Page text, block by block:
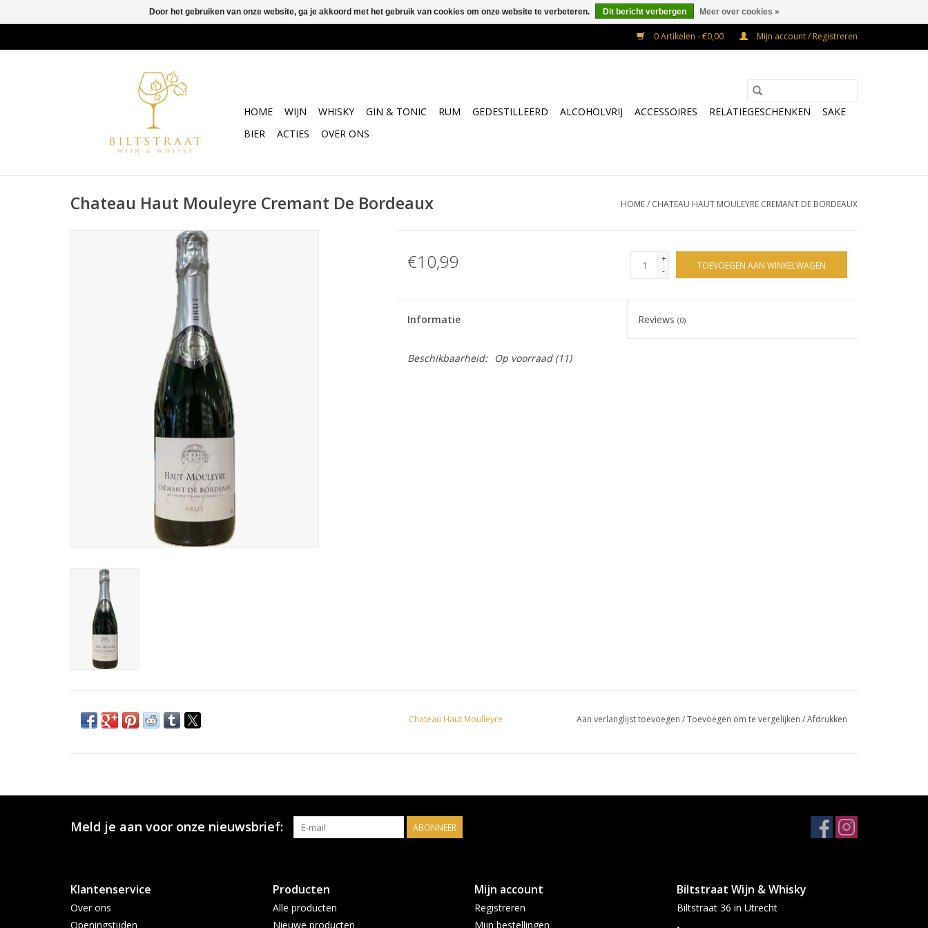
0 Artikelen - €0,00 Mijn account / Registreren
HOME WIJN WHISKY GIN & TONIC RUM GEDESTILLEERD ALCOHOLVRIJ ACCESSOIRES RELATIEGESCHENKEN
SAKE
BIER
ACTIES OVER ONS
Chateau Haut Mouleyre Cremant De Bordeaux HOME/ CHATEAU HAUT MOULEYRE CREMANT DE BORDEAUX
€10,99
+
-
TOEVOEGEN AAN WINKELWAGEN
Informatie Reviews(0)
Beschikbaarheid: Op voorraad(11)
Chateau Haut Moulleyre Aan verlanglijst toevoegen /Toevoegen om te vergelijken /Afdrukken
Meld je aan voor onze nieuwsbrief: ABONNEER
Klantenservice
Over ons
Openingstijden
Producten
Alle producten
Nieuwe producten
Mijn account
Registreren
Mijn bestellingen
Biltstraat Wijn & Whisky
Biltstraat 36 in Utrecht
Door het gebruiken van onze website, ga je akkoord met het gebruik van cookies om onze website te verbeteren. Dit bericht verbergen Meer over cookies »